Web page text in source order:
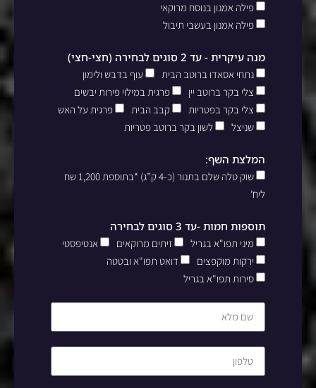
פילה אמנון בנוסח מרוקאי
פילה אמנון בעשבי תיבול
מנה עיקרית - עד 2 סוגים לבחירה (חצי-חצי)
נתחי אסאדו ברוטב הבית
עוף בדבש ולימון
צלי בקר ברוטב יין
פרגית במילוי פירות יבשים
צלי בקר בפטריות
קבב הבית
פרגית על האש
שניצל
לשון בקר ברוטב פטריות
המלצת השף:
שוק טלה שלם בתנור (כ-4 ק”ג) *בתוספת 1,200 שח
ליח’
תוספות חמות -עד 3 סוגים לבחירה
מיני תפו"א בגריל זיתים מרוקאים
אנטיפסטי
ירקות מוקפצים
דואט תפו"א ובטטה
סירות תפו"א בגריל